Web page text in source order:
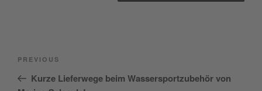
Previous
Post
PREVIOUS
Kurze Lieferwege beim Wassersportzubehör von